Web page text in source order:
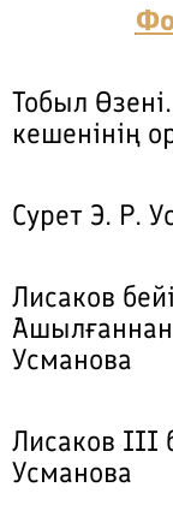
Тобыл
кешенінің
Сурет Э. Р.
Лисаков
Ашылғаннан
Усманова
Лисаков III
Усманова